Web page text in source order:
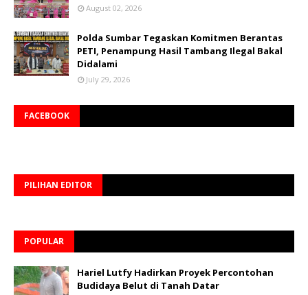
August 02, 2026
Polda Sumbar Tegaskan Komitmen Berantas
PETI, Penampung Hasil Tambang Ilegal Bakal
Didalami
July 29, 2026
FACEBOOK
PILIHAN EDITOR
POPULAR
Hariel Lutfy Hadirkan Proyek Percontohan
Budidaya Belut di Tanah Datar